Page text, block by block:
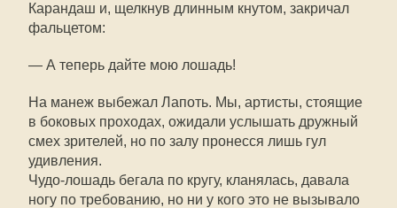
Карандаш и, щелкнув длинным кнутом, закричал
фальцетом:
— А теперь дайте мою лошадь!
На манеж выбежал Лапоть. Мы, артисты, стоящие
в боковых проходах, ожидали услышать дружный
смех зрителей, но по залу пронесся лишь гул
удивления.
Чудо-лошадь бегала по кругу, кланялась, давала
ногу по требованию, но ни у кого это не вызывало